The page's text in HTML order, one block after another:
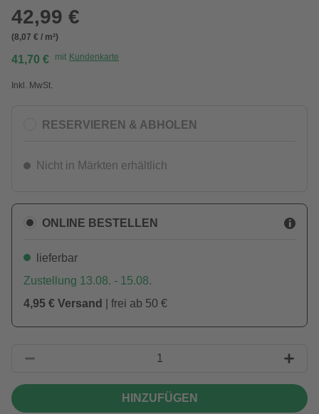
42,99 €
(8,07 € / m²)
41,70 € mit Kundenkarte
Inkl. MwSt.
RESERVIEREN & ABHOLEN
Nicht in Märkten erhältlich
ONLINE BESTELLEN
lieferbar
Zustellung 13.08. - 15.08.
4,95 € Versand
| frei ab 50 €
HINZUFÜGEN